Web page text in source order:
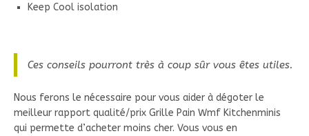
Keep Cool isolation
Ces conseils pourront très à coup sûr vous êtes utiles.
Nous ferons le nécessaire pour vous aider à dégoter le
meilleur rapport qualité/prix Grille Pain Wmf Kitchenminis
qui permette d’acheter moins cher. Vous vous en